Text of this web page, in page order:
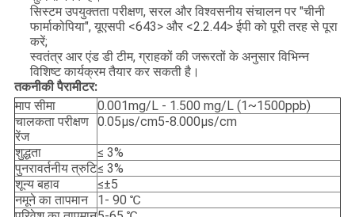
सिस्टम उपयुक्तता परीक्षण, सरल और विश्वसनीय संचालन पर "चीनी
फार्माकोपिया", यूएसपी <643> और <2.2.44> ईपी को पूरी तरह से पूरा
करें;
स्वतंत्र आर एंड डी टीम, ग्राहकों की जरूरतों के अनुसार विभिन्न
विशिष्ट कार्यक्रम तैयार कर सकती है।
तकनीकी पैरामीटर:
माप सीमा
0.001mg/L - 1.500 mg/L (1~1500ppb)
चालकता परीक्षण
रेंज
0.05μs/cm5-8.000μs/cm
शुद्धता
≤ 3%
पुनरावर्तनीय त्रुटि≤ 3%
शून्य बहाव
≤±5
नमूने का तापमान
1- 90 ℃